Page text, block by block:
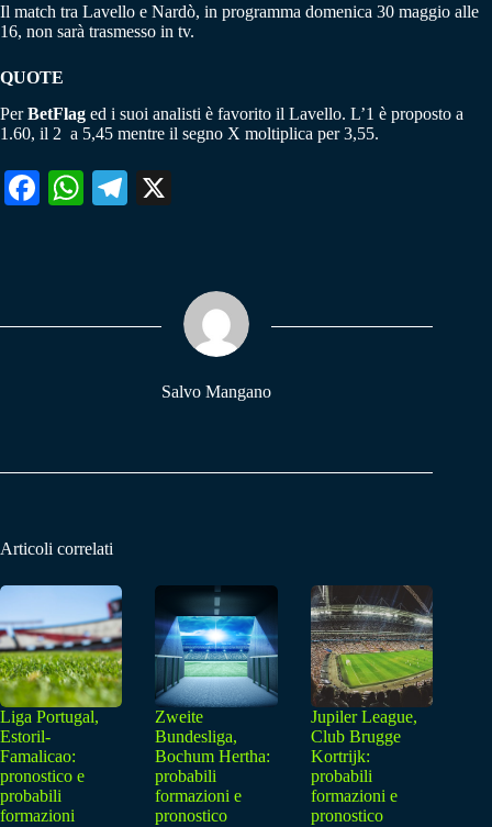
Il match tra Lavello e Nardò, in programma domenica 30 maggio alle
16, non sarà trasmesso in tv.
QUOTE
PerBetFlag ed i suoi analisti è favorito il Lavello. L’1 è proposto a
1.60, il 2 a 5,45 mentre il segno X moltiplica per 3,55.
Fa W
pp
Te
m
Salvo Mangano
Articoli correlati
Liga Portugal,
Estoril-
Famalicao:
pronostico e
probabili
formazioni
Zweite
Bundesliga,
Bochum Hertha:
probabili
formazioni e
pronostico
Jupiler League,
Club Brugge
Kortrijk:
probabili
formazioni e
pronostico